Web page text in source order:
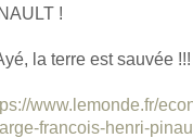
!
la terre est sauvée !!!
www.lemonde.fr/
francois-henri-